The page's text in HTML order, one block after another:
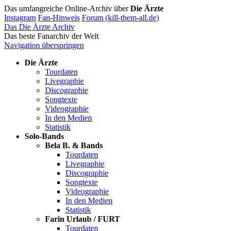
Das umfangreiche Online-Archiv überDie Ärzte
Instagram Fan-Hinweis Forum (kill-them-all.de)
Das Die Ärzte Archiv
Das beste Fanarchiv der Welt
Navigation überspringen
Die Ärzte
Tourdaten
Livegraphie
Discographie
Songtexte
Videographie
In den Medien
Statistik
Solo-Bands
Bela B. & Bands
Tourdaten
Livegraphie
Discographie
Songtexte
Videographie
In den Medien
Statistik
Farin Urlaub / FURT
Tourdaten